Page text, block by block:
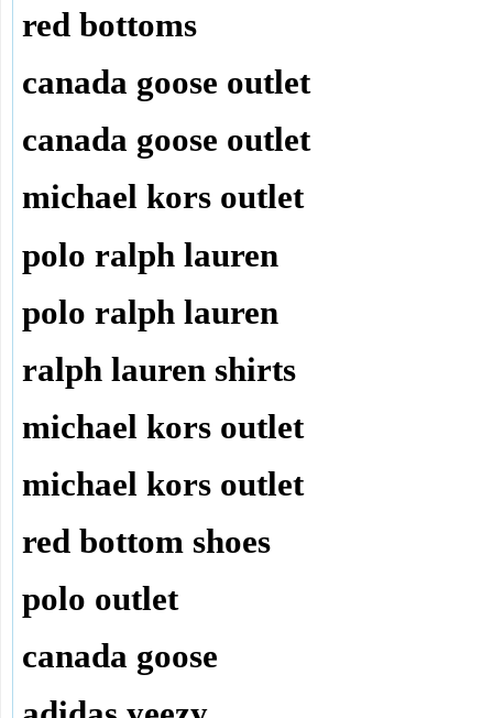
red bottoms
canada goose outlet
canada goose outlet
michael kors outlet
polo ralph lauren
polo ralph lauren
ralph lauren shirts
michael kors outlet
michael kors outlet
red bottom shoes
polo outlet
canada goose